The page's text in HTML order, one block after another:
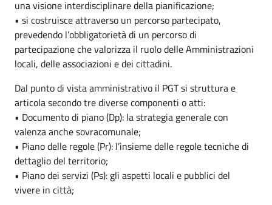
una visione interdisciplinare della pianificazione;
• si costruisce attraverso un percorso partecipato,
prevedendo l’obbligatorietà di un percorso di
partecipazione che valorizza il ruolo delle Amministrazioni
locali, delle associazioni e dei cittadini.
Dal punto di vista amministrativo il PGT si struttura e
articola secondo tre diverse componenti o atti:
• Documento di piano (Dp): la strategia generale con
valenza anche sovracomunale;
• Piano delle regole (Pr): l’insieme delle regole tecniche di
dettaglio del territorio;
• Piano dei servizi (Ps): gli aspetti locali e pubblici del
vivere in città;